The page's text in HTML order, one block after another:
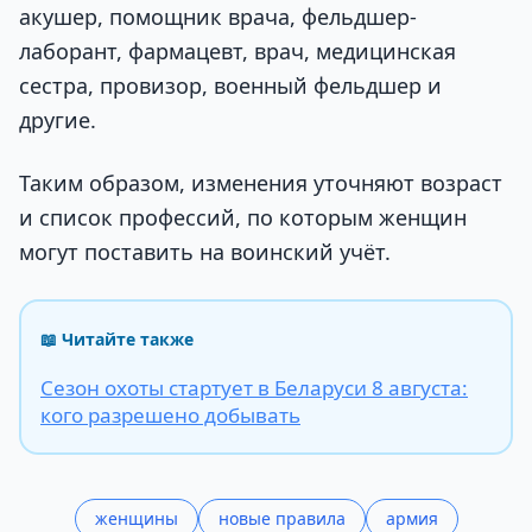
акушер, помощник врача, фельдшер-
лаборант, фармацевт, врач, медицинская
сестра, провизор, военный фельдшер и
другие.
Таким образом, изменения уточняют возраст
и список профессий, по которым женщин
могут поставить на воинский учёт.
📖 Читайте также
Сезон охоты стартует в Беларуси 8 августа:
кого разрешено добывать
женщины новые правила
армия